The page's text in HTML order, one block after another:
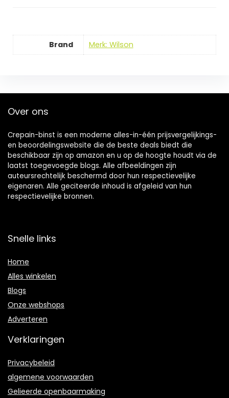
Brand Merk: Wilson
Over ons
Crepain-binst is een moderne alles-in-één prijsvergelijkings-
en beoordelingswebsite die de beste deals biedt die
beschikbaar zijn op amazon en u op de hoogte houdt via de
laatst toegevoegde blogs. Alle afbeeldingen zijn
auteursrechtelijk beschermd door hun respectievelijke
eigenaren. Alle geciteerde inhoud is afgeleid van hun
respectievelijke bronnen.
Snelle links
Home
Alles winkelen
Blogs
Onze webshops
Adverteren
Verklaringen
Privacybeleid
algemene voorwaarden
Gelieerde openbaarmaking